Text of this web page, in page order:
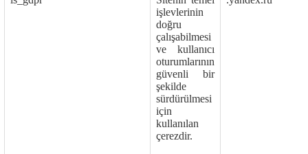
işlevlerinin
doğru
çalışabilmesi
ve kullanıcı
oturumlarının
güvenli bir
şekilde
sürdürülmesi
için
kullanılan
çerezdir.